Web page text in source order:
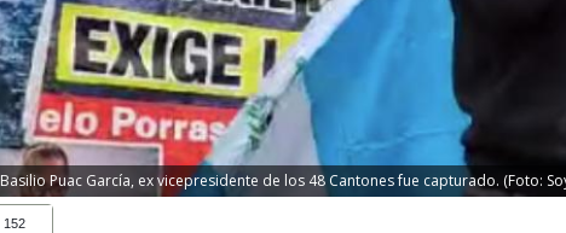
Basilio Puac García, ex vicepresidente de los 48 Cantones fue capturado. (Foto:
152